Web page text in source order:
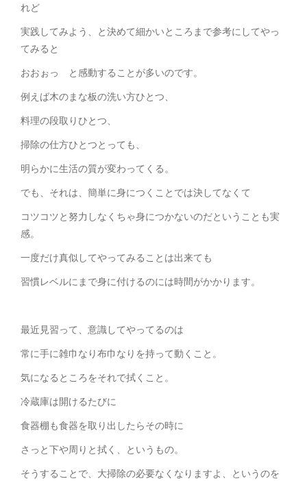
れど
実践してみよう、と決めて細かいところまで参考にしてやっ
てみると
おおぉっ と感動することが多いのです。
例えば木のまな板の洗い方ひとつ、
料理の段取りひとつ、
掃除の仕方ひとつとっても、
明らかに生活の質が変わってくる。
でも、それは、簡単に身につくことでは決してなくて
コツコツと努力しなくちゃ身につかないのだということも実
感。
一度だけ真似してやってみることは出来ても
習慣レベルにまで身に付けるのには時間がかかります。
最近見習って、意識してやってるのは
常に手に雑巾なり布巾なりを持って動くこと。
気になるところをそれで拭くこと。
冷蔵庫は開けるたびに
食器棚も食器を取り出したらその時に
さっと下や周りと拭く、というもの。
そうすることで、大掃除の必要なくなりますよ、というのを